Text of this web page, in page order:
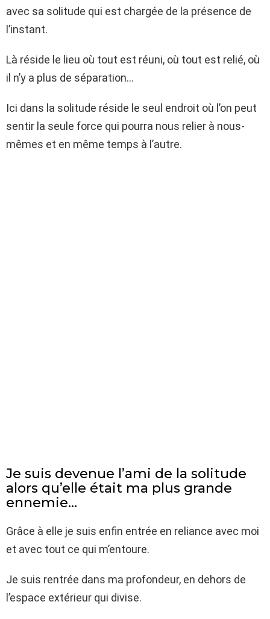
avec sa solitude qui est chargée de la présence de
l’instant.
Là réside le lieu où tout est réuni, où tout est relié, où
il n’y a plus de séparation…
Ici dans la solitude réside le seul endroit où l’on peut
sentir la seule force qui pourra nous relier à nous-
mêmes et en même temps à l’autre.
Je suis devenue l’ami de la solitude
alors qu’elle était ma plus grande
ennemie…
Grâce à elle je suis enfin entrée en reliance avec moi
et avec tout ce qui m’entoure.
Je suis rentrée dans ma profondeur, en dehors de
l’espace extérieur qui divise.